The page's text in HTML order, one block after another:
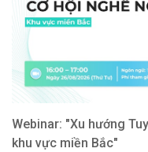
Webinar: "Xu hướng
khu vực miền Bắc"